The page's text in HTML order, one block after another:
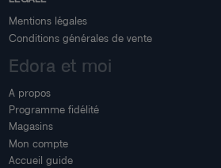
Mentions légales
Conditions générales de vente
Edora et moi
A propos
Programme fidélité
Magasins
Mon compte
Accueil guide